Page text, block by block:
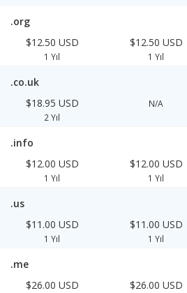
.org
$12.50 USD
1 Yıl
$12.50 USD
1 Yıl
.co.uk
$18.95 USD
2 Yıl
N/A
.info
$12.00 USD
1 Yıl
$12.00 USD
1 Yıl
.us
$11.00 USD
1 Yıl
$11.00 USD
1 Yıl
.me
$26.00 USD
$26.00 USD